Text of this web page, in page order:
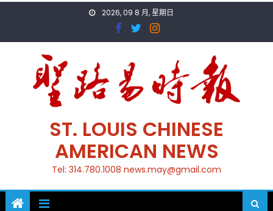
2026, 09 8 月, 星期日
ST. LOUIS CHINESE
AMERICAN NEWS
Tel: 314.780.1008 news.may@gmail.com